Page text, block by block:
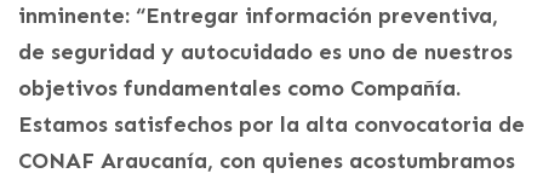
inminente: “Entregar información preventiva,
de seguridad y autocuidado es uno de nuestros
objetivos fundamentales como Compañía.
Estamos satisfechos por la alta convocatoria de
CONAF Araucanía, con quienes acostumbramos